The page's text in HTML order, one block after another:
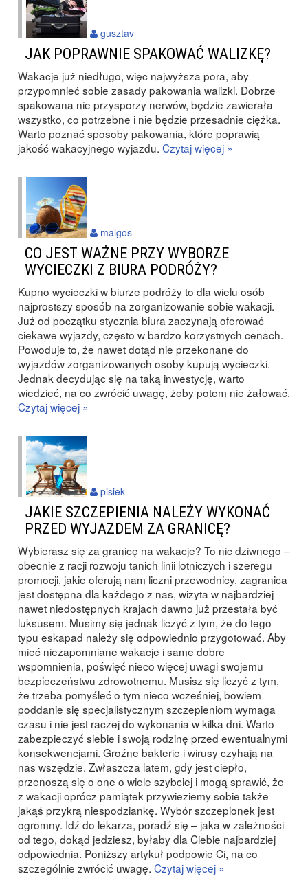
JAK POPRAWNIE SPAKOWAĆ WALIZKĘ?
Wakacje już niedługo, więc najwyższa pora, aby
przypomnieć sobie zasady pakowania walizki. Dobrze
spakowana nie przysporzy nerwów, będzie zawierała
wszystko, co potrzebne i nie będzie przesadnie ciężka.
Warto poznać sposoby pakowania, które poprawią
jakość wakacyjnego wyjazdu. Czytaj więcej »
gusztav
CO JEST WAŻNE PRZY WYBORZE
WYCIECZKI Z BIURA PODRÓŻY?
Kupno wycieczki w biurze podróży to dla wielu osób
najprostszy sposób na zorganizowanie sobie wakacji.
Już od początku stycznia biura zaczynają oferować
ciekawe wyjazdy, często w bardzo korzystnych cenach.
Powoduje to, że nawet dotąd nie przekonane do
wyjazdów zorganizowanych osoby kupują wycieczki.
Jednak decydując się na taką inwestycję, warto
wiedzieć, na co zwrócić uwagę, żeby potem nie żałować.
Czytaj więcej »
malgos
JAKIE SZCZEPIENIA NALEŻY WYKONAĆ
PRZED WYJAZDEM ZA GRANICĘ?
Wybierasz się za granicę na wakacje? To nic dziwnego –
obecnie z racji rozwoju tanich linii lotniczych i szeregu
promocji, jakie oferują nam liczni przewodnicy, zagranica
jest dostępna dla każdego z nas, wizyta w najbardziej
nawet niedostępnych krajach dawno już przestała być
luksusem. Musimy się jednak liczyć z tym, że do tego
typu eskapad należy się odpowiednio przygotować. Aby
mieć niezapomniane wakacje i same dobre
wspomnienia, poświęć nieco więcej uwagi swojemu
bezpieczeństwu zdrowotnemu. Musisz się liczyć z tym,
że trzeba pomyśleć o tym nieco wcześniej, bowiem
poddanie się specjalistycznym szczepieniom wymaga
czasu i nie jest raczej do wykonania w kilka dni. Warto
zabezpieczyć siebie i swoją rodzinę przed ewentualnymi
konsekwencjami. Groźne bakterie i wirusy czyhają na
nas wszędzie. Zwłaszcza latem, gdy jest ciepło,
przenoszą się o one o wiele szybciej i mogą sprawić, że
z wakacji oprócz pamiątek przywieziemy sobie także
jakąś przykrą niespodziankę. Wybór szczepionek jest
ogromny. Idź do lekarza, poradź się – jaka w zależności
od tego, dokąd jedziesz, byłaby dla Ciebie najbardziej
odpowiednia. Poniższy artykuł podpowie Ci, na co
szczególnie zwrócić uwagę. Czytaj więcej »
pisiek